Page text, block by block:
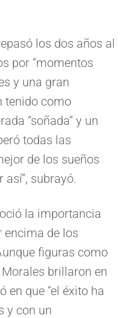
los dos años al
por “momentos
y una gran
tenido como
“soñada” y un
todas las
de los sueños
subrayó.
la importancia
encima de los
figuras como
brillaron en
en que “el éxito ha
y con un